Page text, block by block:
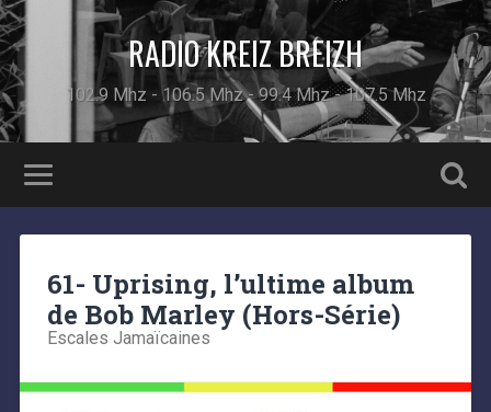
RADIO KREIZ BREIZH
102.9 Mhz - 106.5 Mhz - 99.4 Mhz - 107.5 Mhz
61- Uprising, l’ultime album
de Bob Marley (Hors-Série)
Escales Jamaïcaines